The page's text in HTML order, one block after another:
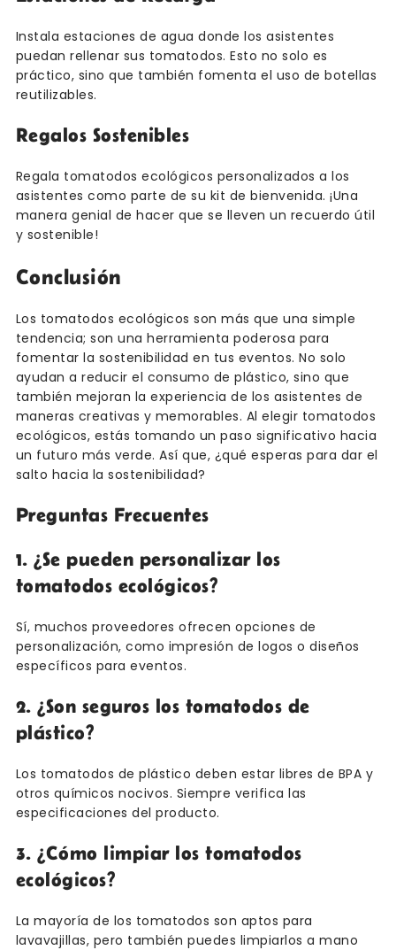
Instala estaciones de agua donde los asistentes
puedan rellenar sus tomatodos. Esto no solo es
práctico, sino que también fomenta el uso de botellas
reutilizables.
Regalos Sostenibles
Regala tomatodos ecológicos personalizados a los
asistentes como parte de su kit de bienvenida. ¡Una
manera genial de hacer que se lleven un recuerdo útil
y sostenible!
Conclusión
Los tomatodos ecológicos son más que una simple
tendencia; son una herramienta poderosa para
fomentar la sostenibilidad en tus eventos. No solo
ayudan a reducir el consumo de plástico, sino que
también mejoran la experiencia de los asistentes de
maneras creativas y memorables. Al elegir tomatodos
ecológicos, estás tomando un paso significativo hacia
un futuro más verde. Así que, ¿qué esperas para dar el
salto hacia la sostenibilidad?
Preguntas Frecuentes
1. ¿Se pueden personalizar los
tomatodos ecológicos?
Sí, muchos proveedores ofrecen opciones de
personalización, como impresión de logos o diseños
específicos para eventos.
2. ¿Son seguros los tomatodos de
plástico?
Los tomatodos de plástico deben estar libres de BPA y
otros químicos nocivos. Siempre verifica las
especificaciones del producto.
3. ¿Cómo limpiar los tomatodos
ecológicos?
La mayoría de los tomatodos son aptos para
lavavajillas, pero también puedes limpiarlos a mano